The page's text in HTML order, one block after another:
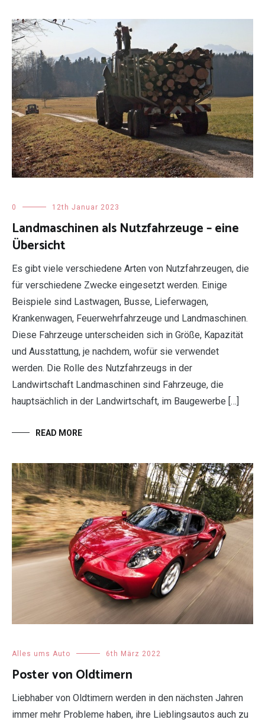
0 12th Januar 2023
Landmaschinen als Nutzfahrzeuge – eine
Übersicht
Es gibt viele verschiedene Arten von Nutzfahrzeugen, die
für verschiedene Zwecke eingesetzt werden. Einige
Beispiele sind Lastwagen, Busse, Lieferwagen,
Krankenwagen, Feuerwehrfahrzeuge und Landmaschinen.
Diese Fahrzeuge unterscheiden sich in Größe, Kapazität
und Ausstattung, je nachdem, wofür sie verwendet
werden. Die Rolle des Nutzfahrzeugs in der
Landwirtschaft Landmaschinen sind Fahrzeuge, die
hauptsächlich in der Landwirtschaft, im Baugewerbe […]
READ MORE
Alles ums Auto 6th März 2022
Poster von Oldtimern
Liebhaber von Oldtimern werden in den nächsten Jahren
immer mehr Probleme haben, ihre Lieblingsautos auch zu